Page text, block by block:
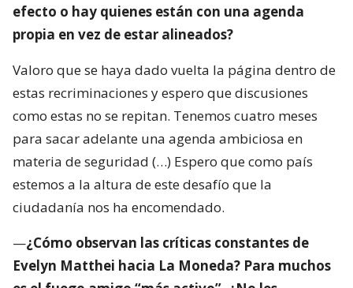
efecto o hay quienes están con una agenda
propia en vez de estar alineados?
Valoro que se haya dado vuelta la página dentro de
estas recriminaciones y espero que discusiones
como estas no se repitan. Tenemos cuatro meses
para sacar adelante una agenda ambiciosa en
materia de seguridad (…) Espero que como país
estemos a la altura de este desafío que la
ciudadanía nos ha encomendado.
—¿Cómo observan las críticas constantes de
Evelyn Matthei hacia La Moneda? Para muchos